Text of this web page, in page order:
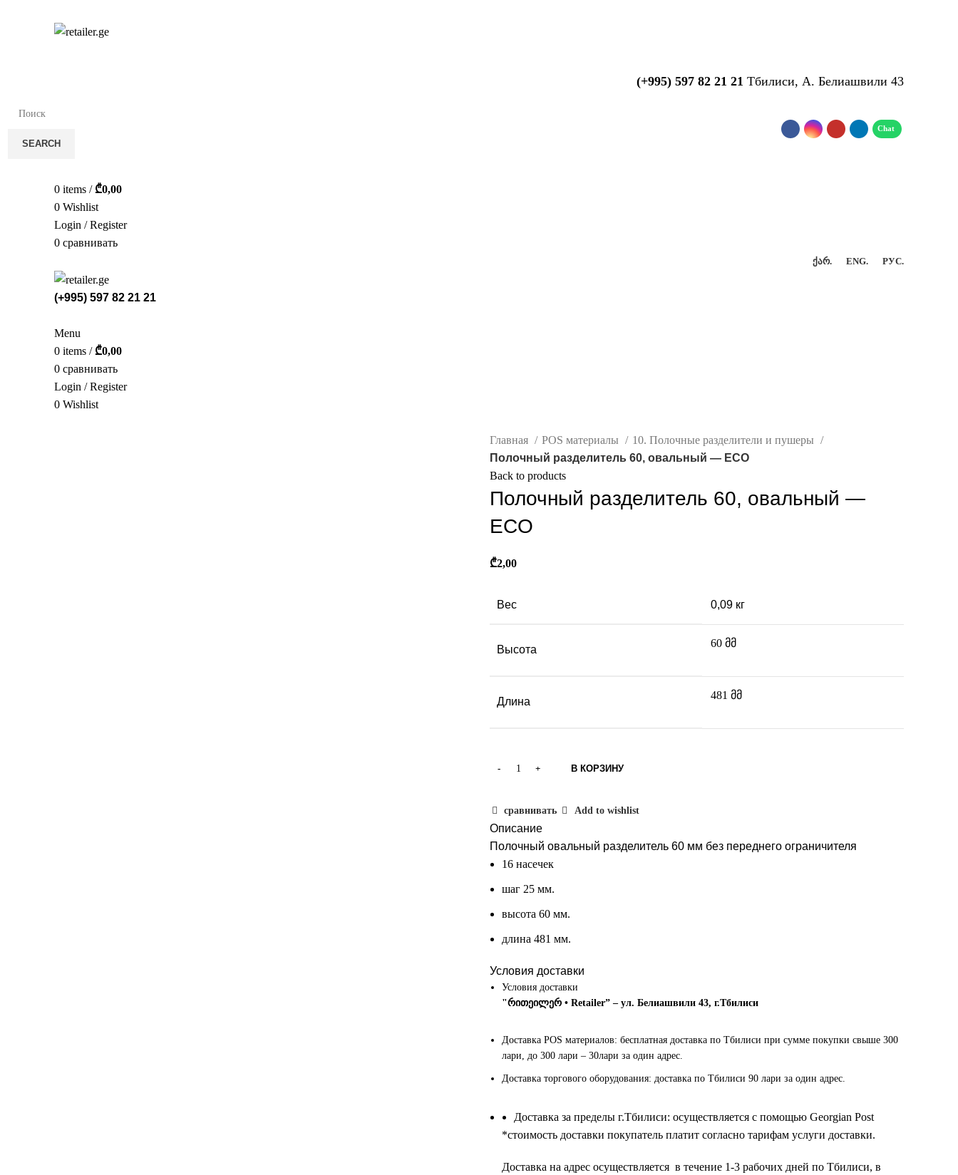
(+995) 597 82 21 21 Тбилиси, А. Белиашвили 43
SEARCH
0 items / ₾0,00
0 Wishlist
Login / Register
0 сравнивать
ᲥᲐᲠ. ENG. РУС.
(+995) 597 82 21 21
Menu
0 items / ₾0,00
0 сравнивать
Login / Register
0 Wishlist
Главная POS материалы
10. Полочные разделители и пушеры
Полочный разделитель 60, овальный — ECO
Back to products
Полочный разделитель 60, овальный —
ECO
₾2,00
Вес 0,09 кг
Высота
60 მმ
Длина
481 მმ
В КОРЗИНУ
сравнивать Add to wishlist
Описание
Полочный овальный разделитель 60 мм без переднего ограничителя
16 насечек
шаг 25 мм.
высота 60 мм.
длина 481 мм.
Условия доставки
Условия доставки
"რითეილერ • Retailer” – ул. Белиашвили 43, г.Тбилиси
Доставка POS материалов: бесплатная доставка по Тбилиси при сумме покупки свыше 300
лари, до 300 лари – 30лари за один адрес.
Доставка торгового оборудования: доставка по Тбилиси 90 лари за один адрес.
Доставка за пределы г.Тбилиси: осуществляется с помощью Georgian Post
*cтоимость доставки покупатель платит согласно тарифам услуги доставки.
Доставка на адрес осуществляется в течение 1-3 рабочих дней по Тбилиси, в